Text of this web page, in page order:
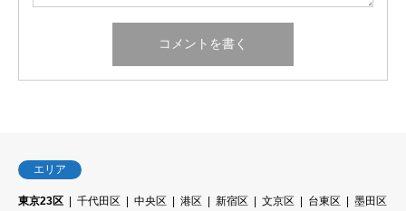
エリア
東京23区 千代田区 中央区 港区 新宿区 文京区 台東区
墨田区